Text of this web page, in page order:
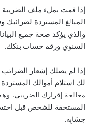
إذا قمت بملء ملف
المبالغ المستردة لضرائبك
والذي يؤكد صحة جميع
السنوي ورقم حساب بنكك.
إذا لم يصلك إشعار
لك استلام أموالك
معالجة إقرارك الضريبي،
المستحقة للشخص قبل
حِسَابِه.